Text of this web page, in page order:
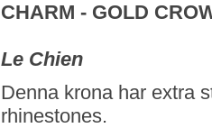
CHARM - GOLD
Le Chien
Denna krona har extra
rhinestones.